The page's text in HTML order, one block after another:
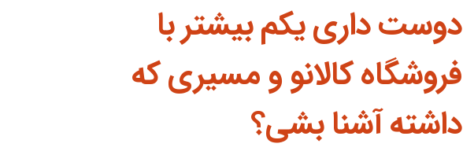
دوست داری یکم بیشتر با
فروشگاه کالانو و مسیری که
داشته آشنا بشی؟